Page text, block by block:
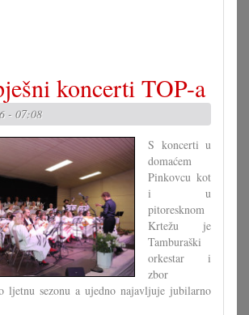
koncerti TOP-a
- 07:08
S koncerti u
domaćem
Pinkovcu kot
i u
pitoresknom
Krtežu je
Tamburaški
orkestar i
zbor
ljetnu sezonu a ujedno najavljuje jubilarno